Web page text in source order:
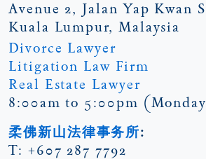
Avenue 2, Jalan Yap Kwan
Kuala Lumpur, Malaysia
Divorce Lawyer
Litigation Law Firm
Real Estate Lawyer
8:00am to 5:00pm
柔佛新山法律事务所:
T: +607 287 7792